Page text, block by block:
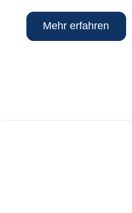
Mehr erfahren